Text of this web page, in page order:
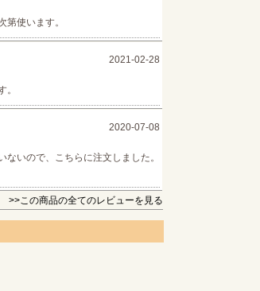
使います。
2021-02-28
。
2020-07-08
いので、こちらに注文しました。
>>この商品の全てのレビューを見る